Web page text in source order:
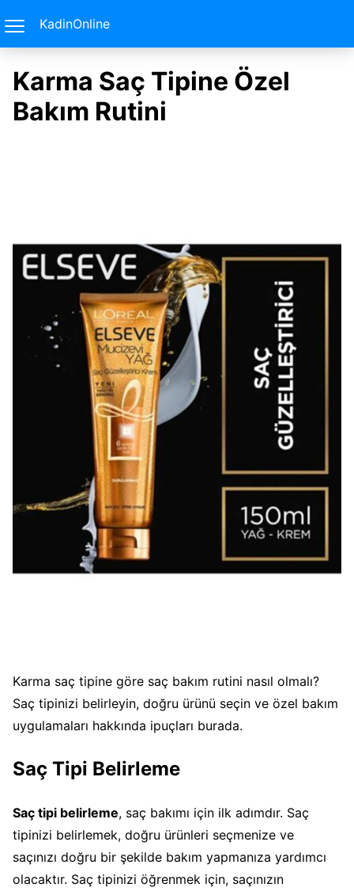
KadinOnline
Karma Saç Tipine Özel
Bakım Rutini
Karma saç tipine göre saç bakım rutini nasıl olmalı?
Saç tipinizi belirleyin, doğru ürünü seçin ve özel bakım
uygulamaları hakkında ipuçları burada.
Saç Tipi Belirleme
Saç tipi belirleme, saç bakımı için ilk adımdır. Saç
tipinizi belirlemek, doğru ürünleri seçmenize ve
saçınızı doğru bir şekilde bakım yapmanıza yardımcı
olacaktır. Saç tipinizi öğrenmek için, saçınızın